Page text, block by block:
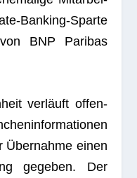
Ban­king-Sparte
BNP Pari­bas
ver­läuft offen­
Über­nahme einen
gege­ben. Der